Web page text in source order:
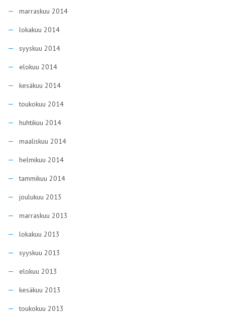
marraskuu 2014
lokakuu 2014
syyskuu 2014
elokuu 2014
kesäkuu 2014
toukokuu 2014
huhtikuu 2014
maaliskuu 2014
helmikuu 2014
tammikuu 2014
joulukuu 2013
marraskuu 2013
lokakuu 2013
syyskuu 2013
elokuu 2013
kesäkuu 2013
toukokuu 2013